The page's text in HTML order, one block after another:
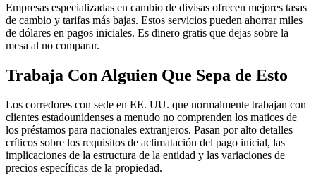
Empresas especializadas en cambio de divisas ofrecen mejores tasas
de cambio y tarifas más bajas. Estos servicios pueden ahorrar miles
de dólares en pagos iniciales. Es dinero gratis que dejas sobre la
mesa al no comparar.
Trabaja Con Alguien Que Sepa de Esto
Los corredores con sede en EE. UU. que normalmente trabajan con
clientes estadounidenses a menudo no comprenden los matices de
los préstamos para nacionales extranjeros. Pasan por alto detalles
críticos sobre los requisitos de aclimatación del pago inicial, las
implicaciones de la estructura de la entidad y las variaciones de
precios específicas de la propiedad.